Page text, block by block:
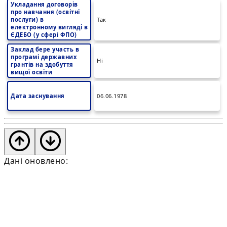
Укладання договорів
про навчання (освітні
послуги) в
електронному вигляді в
ЄДЕБО (у сфері ФПО)
Так
Заклад бере участь в
програмі державних
грантів на здобуття
вищої освіти
Ні
Дата заснування 06.06.1978
Дані оновлено: